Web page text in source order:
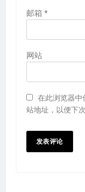
邮箱 *
网站
在此浏览器中
站地址，以便下